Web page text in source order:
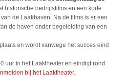
historische bedrijfsfilms en een korte
de Laakhaven. Na de films is er een
de haven onder begeleiding van een
en wordt vanwege het succes eind
uur in het Laaktheater en eindigt rond
bij het Laaktheater.